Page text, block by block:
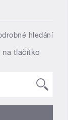
na tlačítko
hledání